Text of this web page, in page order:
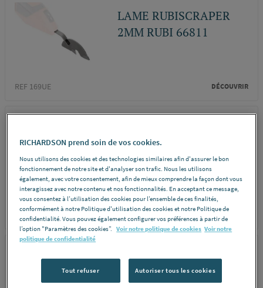
LAME RUBISCRAPER
2MM RUBI 66811
REF 169UE DÉCOUVRIR
LAME RUBISCRAPER
3MM RUBI 66812
REF 169UF DÉCOUVRIR
FRAISE DIAMANTEES -
RICHARDSON prend soin de vos cookies.
Nous utilisons des cookies et des technologies similaires afin d'assurer le bon
fonctionnement de notre site et d'analyser son trafic. Nous les utilisons
également, avec votre consentement, afin de mieux comprendre la façon dont vous
interagissez avec notre contenu et nos fonctionnalités. En acceptant ce message,
vous consentez à l’utilisation des cookies pour l’ensemble de ces finalités,
conformément à notre Politique d'utilisation des cookies et notre Politique de
confidentialité. Vous pouvez également configurer vos préférences à partir de
l’option "Paramètres des cookies”. Voir notre politique de cookies Voir notre
politique de confidentialité
Tout refuser Autoriser tous les cookies